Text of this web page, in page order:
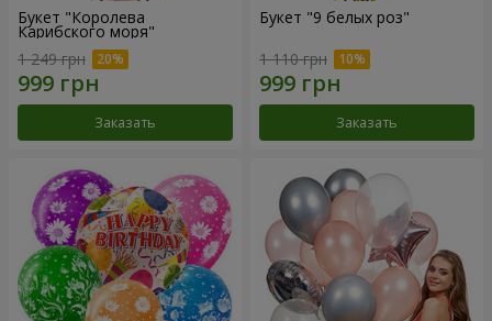
Букет "Королева
Карибского моря"
1 249 грн
Заказать
Букет "9 белых роз"
1 110 грн
Заказать